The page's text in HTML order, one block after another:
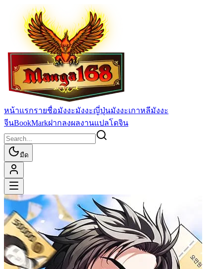
หน้าแรกรายชื่อมังงะมังงะญี่ปุ่นมังงะเกาหลีมังงะ
จีนBookMarkฝากลงผลงานแปลโดจิน
มืด